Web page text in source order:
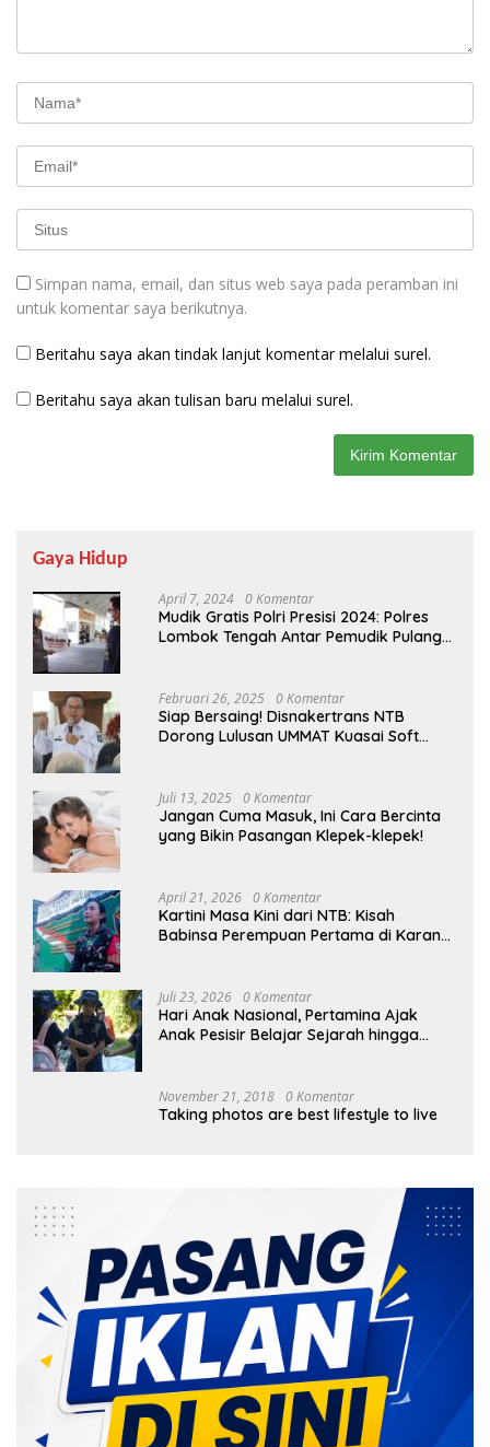
Simpan nama, email, dan situs web saya pada peramban ini
untuk komentar saya berikutnya.
Beritahu saya akan tindak lanjut komentar melalui surel.
Beritahu saya akan tulisan baru melalui surel.
Gaya Hidup
April 7, 2024 0 Komentar
Mudik Gratis Polri Presisi 2024: Polres
Lombok Tengah Antar Pemudik Pulang
Februari 26, 2025 0 Komentar
Siap Bersaing! Disnakertrans NTB
Dorong Lulusan UMMAT Kuasai Soft
Juli 13, 2025 0 Komentar
Jangan Cuma Masuk, Ini Cara Bercinta
yang Bikin Pasangan Klepek-klepek!
April 21, 2026 0 Komentar
Kartini Masa Kini dari NTB: Kisah
Babinsa Perempuan Pertama di Karang
Juli 23, 2026 0 Komentar
Hari Anak Nasional, Pertamina Ajak
Anak Pesisir Belajar Sejarah hingga
November 21, 2018 0 Komentar
Taking photos are best lifestyle to live